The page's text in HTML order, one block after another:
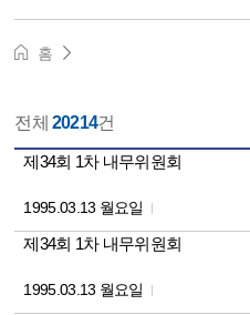
홈
전체20214건
제34회 1차 내무위원회
1995.03.13 월요일
제34회 1차 내무위원회
1995.03.13 월요일